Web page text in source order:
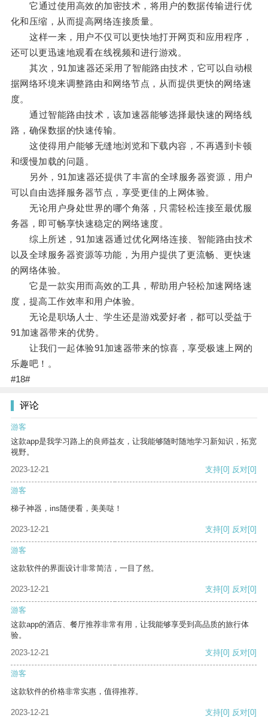
它通过使用高效的加密技术，将用户的数据传输进行优
化和压缩，从而提高网络连接质量。
这样一来，用户不仅可以更快地打开网页和应用程序，
还可以更迅速地观看在线视频和进行游戏。
其次，91加速器还采用了智能路由技术，它可以自动根
据网络环境来调整路由和网络节点，从而提供更快的网络速
度。
通过智能路由技术，该加速器能够选择最快速的网络线
路，确保数据的快速传输。
这使得用户能够无缝地浏览和下载内容，不再遇到卡顿
和缓慢加载的问题。
另外，91加速器还提供了丰富的全球服务器资源，用户
可以自由选择服务器节点，享受更佳的上网体验。
无论用户身处世界的哪个角落，只需轻松连接至最优服
务器，即可畅享快速稳定的网络速度。
综上所述，91加速器通过优化网络连接、智能路由技术
以及全球服务器资源等功能，为用户提供了更流畅、更快速
的网络体验。
它是一款实用而高效的工具，帮助用户轻松加速网络速
度，提高工作效率和用户体验。
无论是职场人士、学生还是游戏爱好者，都可以受益于
91加速器带来的优势。
让我们一起体验91加速器带来的惊喜，享受极速上网的
乐趣吧！。
#18#
评论
游客
这款app是我学习路上的良师益友，让我能够随时随地学习新知识，拓宽
视野。
2023-12-21
支持[0] 反对[0]
游客
梯子神器，ins随便看，美美哒！
2023-12-21 支持[0] 反对[0]
游客
这款软件的界面设计非常简洁，一目了然。
2023-12-21 支持[0] 反对[0]
游客
这款app的酒店、餐厅推荐非常有用，让我能够享受到高品质的旅行体
验。
2023-12-21
支持[0] 反对[0]
游客
这款软件的价格非常实惠，值得推荐。
2023-12-21 支持[0] 反对[0]